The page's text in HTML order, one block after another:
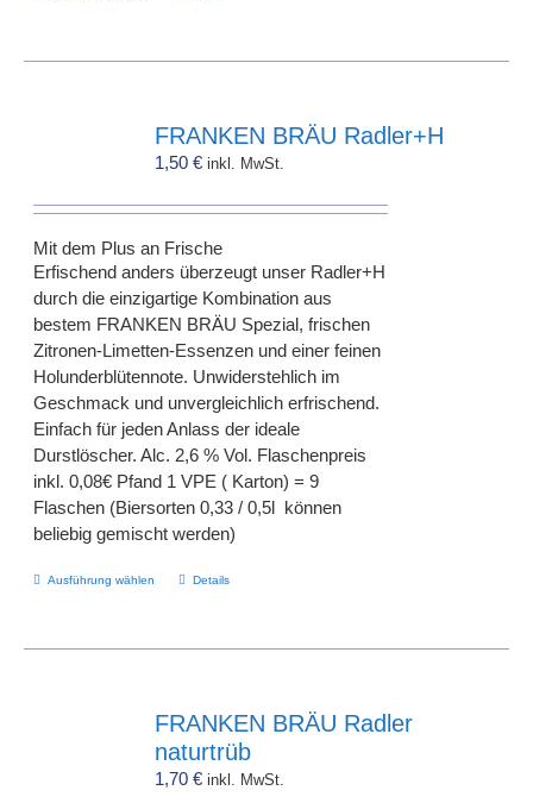
FRANKEN BRÄU Radler+H
1,50€ inkl. MwSt.
Mit dem Plus an Frische
Erfischend anders überzeugt unser Radler+H
durch die einzigartige Kombination aus
bestem FRANKEN BRÄU Spezial, frischen
Zitronen-Limetten-Essenzen und einer feinen
Holunderblütennote. Unwiderstehlich im
Geschmack und unvergleichlich erfrischend.
Einfach für jeden Anlass der ideale
Durstlöscher. Alc. 2,6 % Vol. Flaschenpreis
inkl. 0,08€ Pfand 1 VPE ( Karton) = 9
Flaschen (Biersorten 0,33 / 0,5l können
beliebig gemischt werden)
Ausführung wählen
Dieses
auf.
Optionen
können
Details
FRANKEN BRÄU Radler
naturtrüb
1,70€ inkl. MwSt.